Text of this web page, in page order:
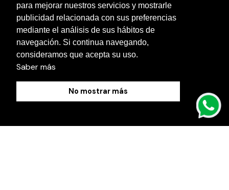
para mejorar nuestros servicios y mostrarle
publicidad relacionada con sus preferencias
mediante el análisis de sus hábitos de
navegación. Si continua navegando,
consideramos que acepta su uso.
Saber más
No mostrar más
Otras localidades
Contacto
Blog
Política de Cookies